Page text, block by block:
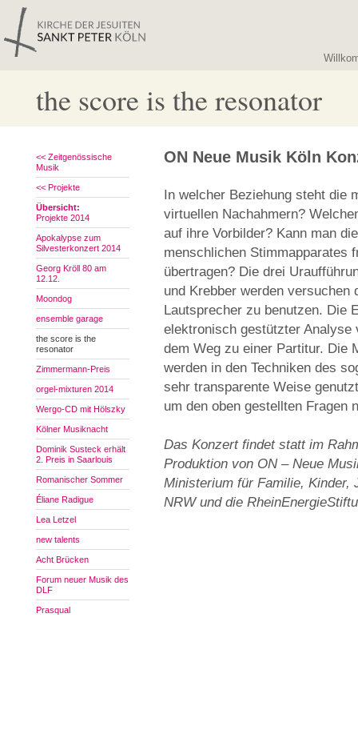
the score is the resonator
<< Zeitgenössische
Musik
<< Projekte
Übersicht:
Projekte 2014
Apokalypse zum
Silvesterkonzert 2014
Georg Kröll 80 am
12.12.
Moondog
ensemble garage
the score is the
resonator
Zimmermann-Preis
orgel-mixturen 2014
Wergo-CD mit Hölszky
Kölner Musiknacht
Dominik Susteck erhält
2. Preis in Saarlouis
Romanischer Sommer
Éliane Radigue
Lea Letzel
new talents
Acht Brücken
Forum neuer Musik des
DLF
Prasqual
ON Neue Musik Köln
In welcher Beziehung steht die
virtuellen Nachahmern?
auf ihre Vorbilder? Kann man
menschlichen Stimmapparates
übertragen? Die drei
und Krebber werden versuchen
Lautsprecher zu benutzen. Die
elektronisch gestützter Analyse
dem Weg zu einer Partitur. Die
werden in den Techniken des
sehr transparente Weise
um den oben gestellten Fragen
Das Konzert findet statt im
Produktion von ON – Neue
Ministerium für Familie, Kinder,
NRW und die